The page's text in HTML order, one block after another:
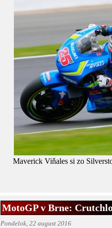
Maverick Viňales si zo
MotoGP v Brne:
Pondelok, 22 august 2016